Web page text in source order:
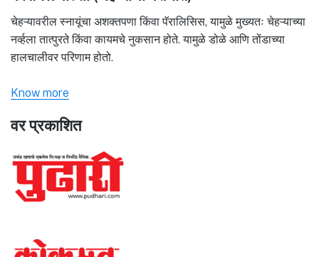
चेहऱ्यावरील स्नायूंचा अशक्तपणा किंवा पॅरालिसिस, यामुळे मुख्यतः चेहऱ्याच्या
नर्व्हला तात्पुरते किंवा कायमचे नुकसान होते. यामुळे डोळे आणि तोंडाच्या
हालचालीवर परिणाम होतो.
Know more
वर प्रकाशित